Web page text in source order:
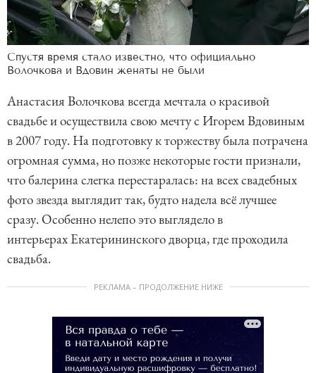
Спустя время стало известно, что официально
Волочкова и Вдовин женаты не были
Анастасия Волочкова всегда мечтала о красивой
свадьбе и осуществила свою мечту с Игорем Вдовиным
в 2007 году. На подготовку к торжеству была потрачена
огромная сумма, но позже некоторые гости признали,
что балерина слегка перестаралась: на всех свадебных
фото звезда выглядит так, будто надела всё лучшее
сразу. Особенно нелепо это выглядело в
интерьерах Екатерининского дворца, где проходила
свадьба.
РЕКЛАМА – ПРОДОЛЖЕНИЕ НИЖЕ